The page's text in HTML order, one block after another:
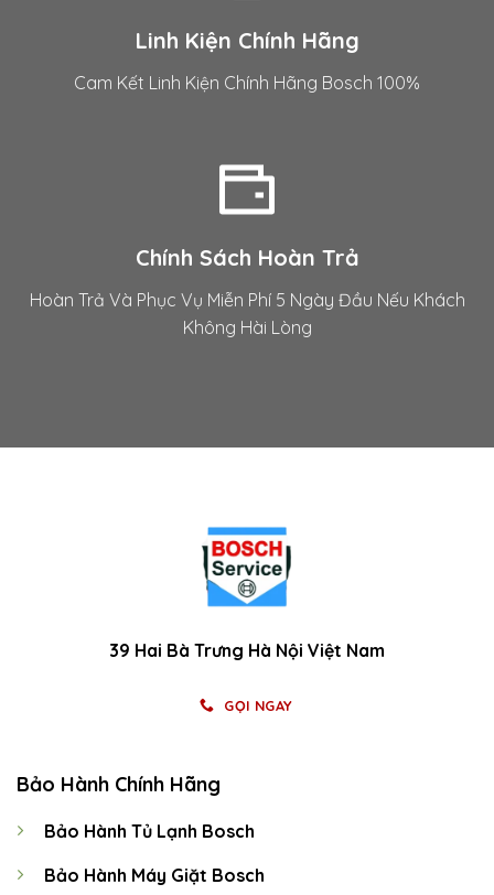
Linh Kiện Chính Hãng
Cam Kết Linh Kiện Chính Hãng Bosch 100%
Chính Sách Hoàn Trả
Hoàn Trả Và Phục Vụ Miễn Phí 5 Ngày Đầu Nếu Khách
Không Hài Lòng
39 Hai Bà Trưng Hà Nội Việt Nam
GỌI NGAY
Bảo Hành Chính Hãng
Bảo Hành Tủ Lạnh Bosch
Bảo Hành Máy Giặt Bosch